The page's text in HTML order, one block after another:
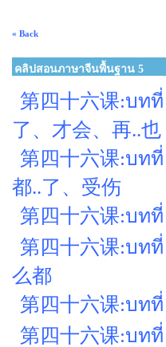
« Back
คลิปสอนภาษาจีนพื้นฐาน 5
第四十六课:บท
了、才会、再..也
第四十六课:บท
都..了、受伤
第四十六课:บท
第四十六课:บท
么都
第四十六课:บท
第四十六课:บท